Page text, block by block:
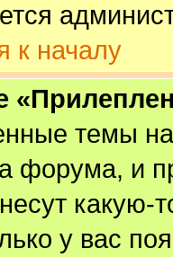
к началу
темы
форума, и
у вас